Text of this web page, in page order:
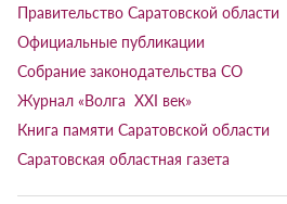
Правительство Саратовской области
Официальные публикации
Собрание законодательства СО
Журнал «Волга XXI век»
Книга памяти Саратовской области
Саратовская областная газета